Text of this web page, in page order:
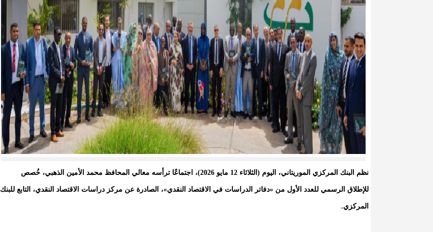
نظم البنك المركزي الموريتاني، اليوم (الثلاثاء 12 مايو 2026)، اجتماعًا ترأسه معالي المحافظ محمد الأمين الذهبي، خُصص
للإطلاق الرسمي للعدد الأول من «دفاتر الدراسات في الاقتصاد النقدي»، الصادرة عن مركز دراسات الاقتصاد النقدي، التابع للبنك
المركزي.